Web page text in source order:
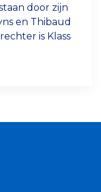
door zijn
en Thibaud
is Klass